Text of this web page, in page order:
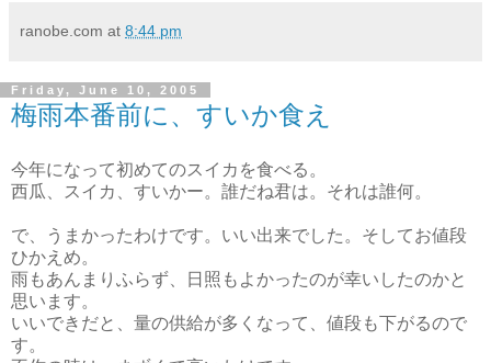
ranobe.com at 8:44 pm
Friday, June 10, 2005
梅雨本番前に、すいか食え
今年になって初めてのスイカを食べる。
西瓜、スイカ、すいかー。誰だね君は。それは誰何。
で、うまかったわけです。いい出来でした。そしてお値段
ひかえめ。
雨もあんまりふらず、日照もよかったのが幸いしたのかと
思います。
いいできだと、量の供給が多くなって、値段も下がるので
す。